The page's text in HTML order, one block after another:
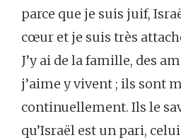
parce que je suis juif,
cœur et je suis très
J’y ai de la famille, des
j’aime y vivent ; ils sont
continuellement. Ils le
qu’Israël est un pari,